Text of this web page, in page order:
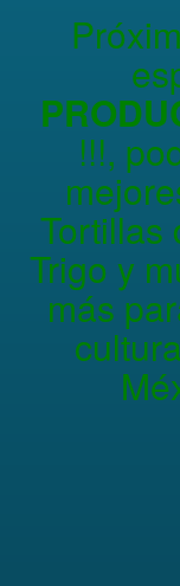
!!!,
Tortillas
Trigo y
más